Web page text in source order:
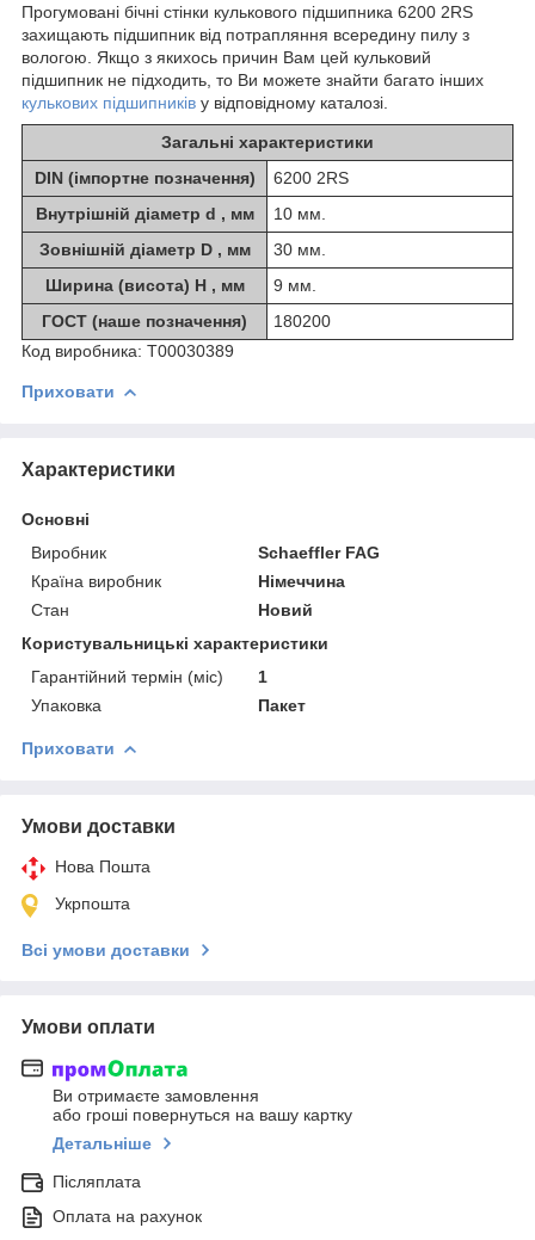
Прогумовані бічні стінки кулькового підшипника 6200 2RS
захищають підшипник від потрапляння всередину пилу з
вологою. Якщо з якихось причин Вам цей кульковий
підшипник не підходить, то Ви можете знайти багато інших
кулькових підшипників у відповідному каталозі.
Загальні характеристики
DIN (імпортне позначення)
6200 2RS
Внутрішній діаметр d , мм
10 мм.
Зовнішній діаметр D , мм
30 мм.
Ширина (висота) H , мм
9 мм.
ГОСТ (наше позначення)
180200
Код виробника: Т00030389
Приховати
Характеристики
Основні
Виробник
Schaeffler FAG
Країна виробник
Німеччина
Стан
Новий
Користувальницькі характеристики
Гарантійний термін (міс)
1
Упаковка
Пакет
Приховати
Умови доставки
Нова Пошта
Укрпошта
Всі умови доставки
Умови оплати
Ви отримаєте замовлення
або гроші повернуться на вашу картку
Детальніше
Післяплата
Оплата на рахунок